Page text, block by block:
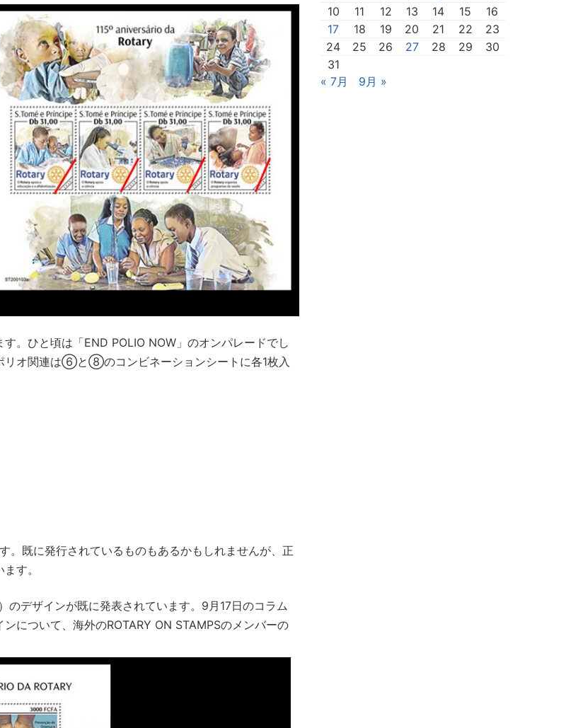
。ひと頃は「END POLIO NOW」のオンパレードでし
リオ関連は⑥と⑧のコンビネーションシートに各1枚入
。既に発行されているものもあるかもしれませんが、正
す。
のデザインが既に発表されています。9月17日のコラム
について、海外のROTARY ON STAMPSのメンバーの
10
11 12 13 14 15
16
17
18 19 20 21 22
23
24
25 26 27 28 29
30
31
« 7月
9月 »